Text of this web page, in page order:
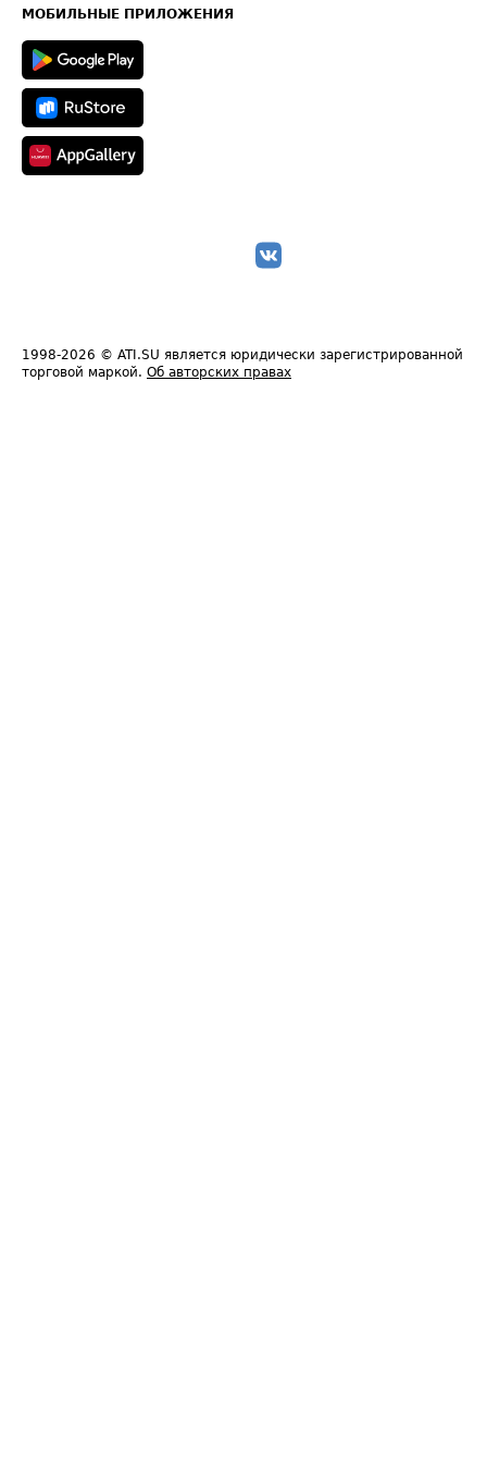
Техническая информация
МОБИЛЬНЫЕ ПРИЛОЖЕНИЯ
1998-2026 © ATI.SU является юридически зарегистрированной
торговой маркой. Об авторских правах